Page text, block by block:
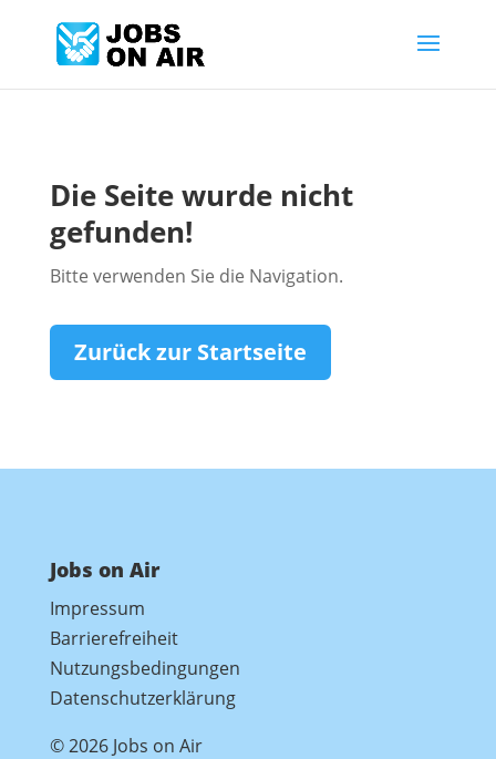
Die Seite wurde nicht
gefunden!
Bitte verwenden Sie die Navigation.
Zurück zur Startseite
Jobs on Air
Impressum
Barrierefreiheit
Nutzungsbedingungen
Datenschutzerklärung
© 2026 Jobs on Air